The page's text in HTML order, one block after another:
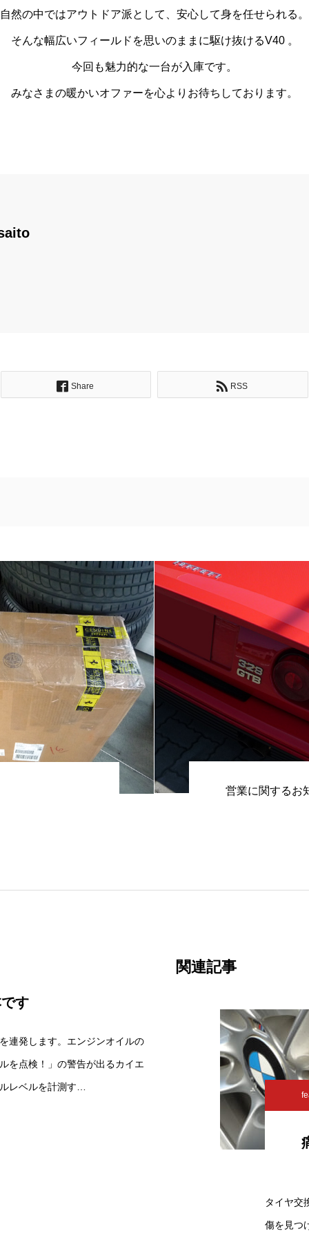
自然の中ではアウトドア派として、安心して身を任せられる。
そんな幅広いフィールドを思いのままに駆け抜けるV40 。
今回も魅力的な一台が入庫です。
みなさまの暖かいオファーを心よりお待ちしております。
Share RSS
営業に関するお
関連記事
す
連発します。エンジンオイルの
を点検！」の警告が出るカイエ
レベルを計測す…
タイヤ交
傷を見つ